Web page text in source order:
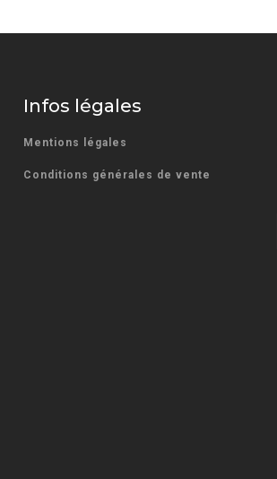
Infos légales
Mentions légales
Conditions générales de vente